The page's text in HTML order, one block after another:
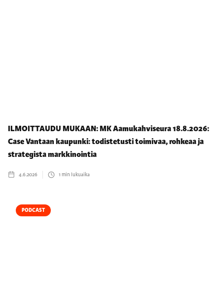
ILMOITTAUDU MUKAAN: MK Aamukahviseura 18.8.2026:
Case Vantaan kaupunki: todistetusti toimivaa, rohkeaa ja
strategista markkinointia
4.6.2026 1 min lukuaika
PODCAST